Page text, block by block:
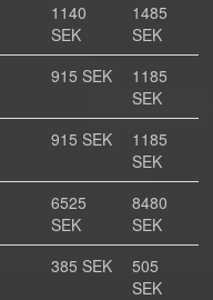
1140
SEK
1485
SEK
915 SEK
1185
SEK
915 SEK
1185
SEK
6525
SEK
8480
SEK
385 SEK
505
SEK